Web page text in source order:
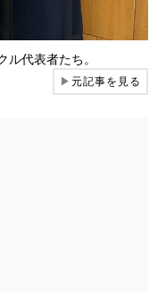
代表者たち。
▶元記事を見る